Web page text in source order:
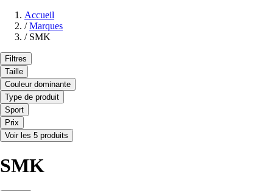
Accueil
/ Marques
/ SMK
Filtres
Taille
Couleur dominante
Type de produit
Sport
Prix
Voir les 5 produits
SMK